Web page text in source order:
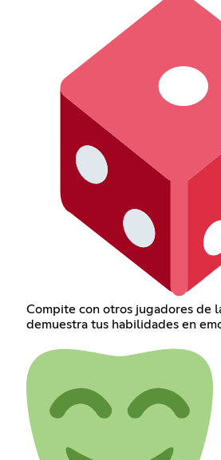
Compite con otros jugadores de
demuestra tus habilidades en